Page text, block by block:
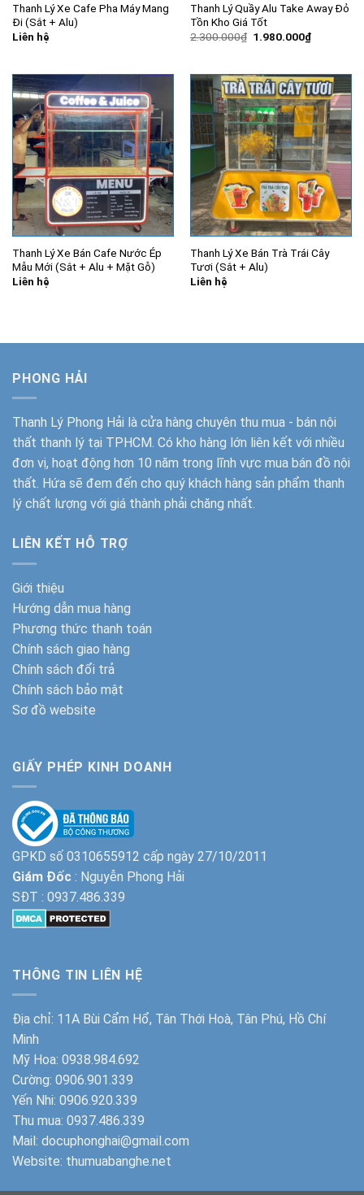
Thanh Lý Xe Cafe Pha Máy Mang
Đi (Sắt + Alu)
Liên hệ
Thanh Lý Quầy Alu Take Away Đỏ
Tồn Kho Giá Tốt
2.300.000₫ Giá
1.980.000₫Giá
hiện
Thanh Lý Xe Bán Cafe Nước Ép
Mẫu Mới (Sắt + Alu + Mặt Gỗ)
Liên hệ
Thanh Lý Xe Bán Trà Trái Cây
Tươi (Sắt + Alu)
Liên hệ
PHONG HẢI
Thanh Lý Phong Hải là cửa hàng chuyên thu mua - bán nội
thất thanh lý tại TPHCM. Có kho hàng lớn liên kết với nhiều
đơn vị, hoạt động hơn 10 năm trong lĩnh vực mua bán đồ nội
thất. Hứa sẽ đem đến cho quý khách hàng sản phẩm thanh
lý chất lượng với giá thành phải chăng nhất.
LIÊN KẾT HỖ TRỢ
Giới thiệu
Hướng dẫn mua hàng
Phương thức thanh toán
Chính sách giao hàng
Chính sách đổi trả
Chính sách bảo mật
Sơ đồ website
GIẤY PHÉP KINH DOANH
GPKD số 0310655912 cấp ngày 27/10/2011
Giám Đốc : Nguyễn Phong Hải
SĐT : 0937.486.339
THÔNG TIN LIÊN HỆ
Địa chỉ: 11A Bùi Cẩm Hổ, Tân Thới Hoà, Tân Phú, Hồ Chí
Minh
Mỹ Hoa: 0938.984.692
Cường: 0906.901.339
Yến Nhi: 0906.920.339
Thu mua: 0937.486.339
Mail: docuphonghai@gmail.com
Website: thumuabanghe.net